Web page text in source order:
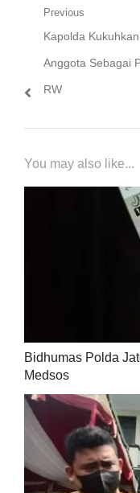
Navigasi
pos
Previous
Previous
post:
Kapolda
Anggota Sebagai
RW
You may also like...
Bidhumas Polda
Medsos